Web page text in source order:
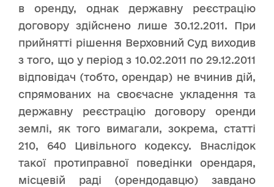
в оренду, однак державну реєстрацію
договору здійснено лише 30.12.2011. При
прийнятті рішення Верховний Суд виходив
з того, що у період з 10.02.2011 по 29.12.2011
відповідач (тобто, орендар) не вчинив дій,
спрямованих на своєчасне укладення та
державну реєстрацію договору оренди
землі, як того вимагали, зокрема, статті
210, 640 Цивільного кодексу. Внаслідок
такої протиправної поведінки орендаря,
місцевій раді (орендодавцю) завдано